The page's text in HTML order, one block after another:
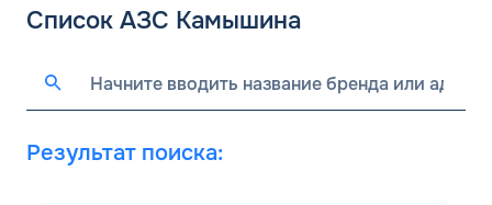
Список АЗС Камышина
Результат поиска: